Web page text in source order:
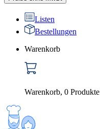
Listen
Bestellungen
Warenkorb
Warenkorb, 0 Produkte